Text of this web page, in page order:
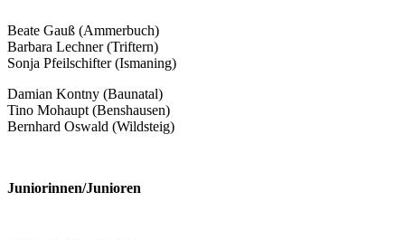
Beate Gauß (Ammerbuch)
Barbara Lechner (Triftern)
Sonja Pfeilschifter (Ismaning)
Damian Kontny (Baunatal)
Tino Mohaupt (Benshausen)
Bernhard Oswald (Wildsteig)
Juniorinnen/Junioren